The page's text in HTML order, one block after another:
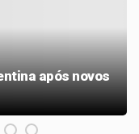
após novos